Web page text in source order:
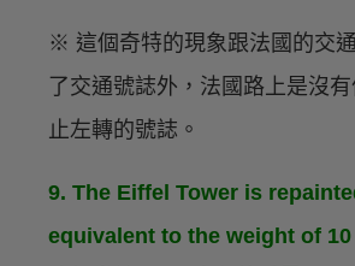
※ 這個奇特的現象跟法國的交
了交通號誌外，法國路上是沒
止左轉的號誌。
9. The Eiffel Tower is
equivalent to the weight of 10